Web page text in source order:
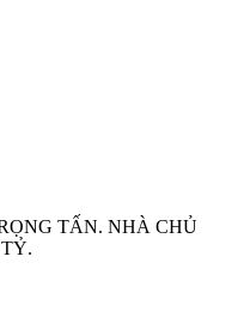
TẤN. NHÀ CHỦ